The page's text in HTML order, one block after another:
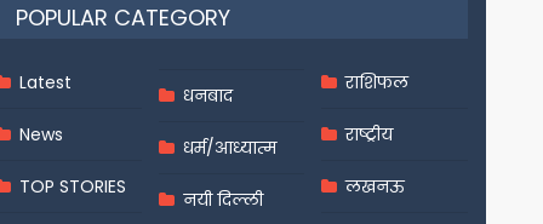
POPULAR CATEGORY
Latest
News
TOP STORIES
धनबाद
धर्म/आध्यात्म
नयी दिल्ली
राशिफल
राष्ट्रीय
लखनऊ